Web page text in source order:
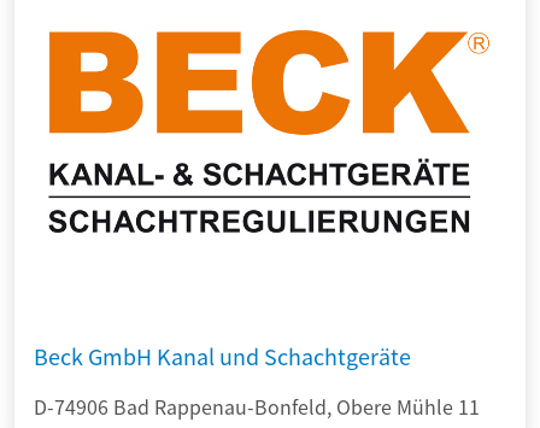
Beck GmbH Kanal und Schachtgeräte
D-74906 Bad Rappenau-Bonfeld, Obere Mühle 11